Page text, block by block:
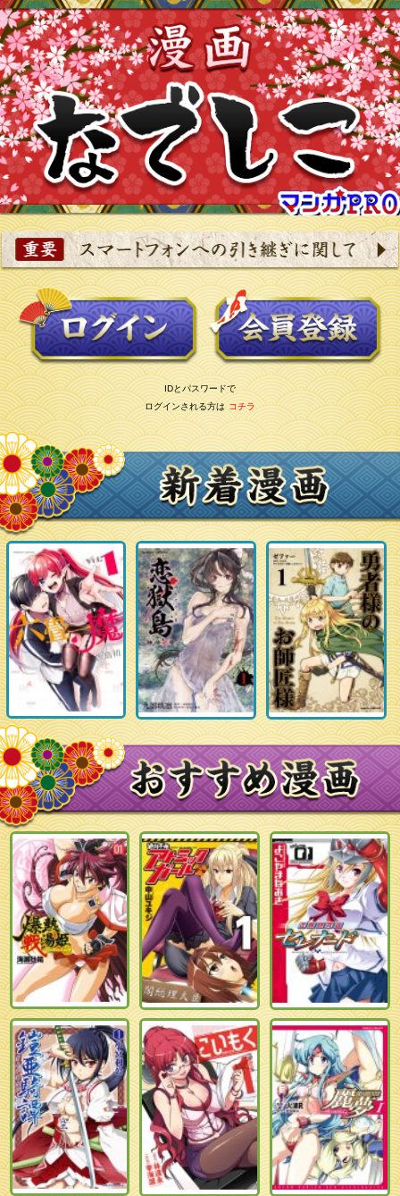
IDとパスワードで
ログインされる方は コチラ